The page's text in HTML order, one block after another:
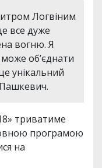
Логвіним
все дуже
вогню. Я
об’єднати
унікальний
триватиме
програмою
на